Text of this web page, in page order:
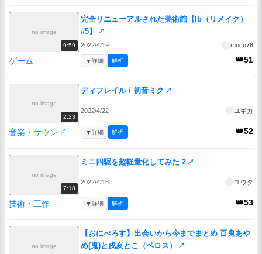
no image
9:59
完全リニューアルされた美術館【Ib（リメイク）
#5】
↗
2022/4/19 moco78
ゲーム 👑51
▼詳細 解析
no image
2:23
ディフレイル / 初音ミク ↗
2022/4/22 ユギカ
音楽・サウンド 👑52
▼詳細 解析
no image
7:18
ミニ四駆を超軽量化してみた 2 ↗
2022/4/18 ユウタ
技術・工作 👑53
▼詳細 解析
no image
【おにべろす】出会いから今までまとめ 百鬼あや
め(鬼)と戌亥とこ（ベロス）
↗